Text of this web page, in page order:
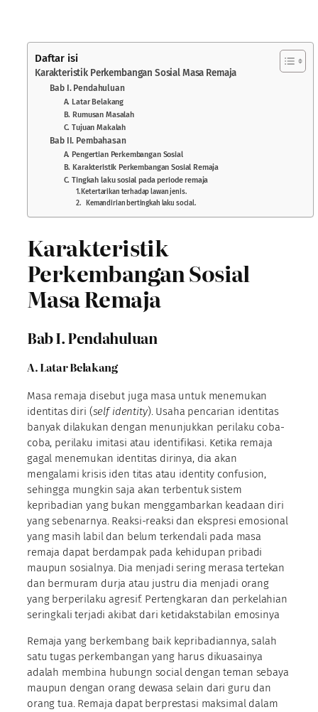
Daftar isi
Karakteristik Perkembangan Sosial Masa Remaja
Bab I. Pendahuluan
A. Latar Belakang
B. Rumusan Masalah
C. Tujuan Makalah
Bab II. Pembahasan
A. Pengertian Perkembangan Sosial
B. Karakteristik Perkembangan Sosial Remaja
C. Tingkah laku sosial pada periode remaja
1. Ketertarikan terhadap lawan jenis.
2. Kemandirian bertingkah laku social.
Karakteristik
Perkembangan Sosial
Masa Remaja
Bab I. Pendahuluan
A. Latar Belakang
Masa remaja disebut juga masa untuk menemukan
identitas diri (self identity). Usaha pencarian identitas
banyak dilakukan dengan menunjukkan perilaku coba-
coba, perilaku imitasi atau identifikasi. Ketika remaja
gagal menemukan identitas dirinya, dia akan
mengalami krisis iden titas atau identity confusion,
sehingga mungkin saja akan terbentuk sistem
kepribadian yang bu­kan menggambarkan keadaan diri
yang sebenarnya. Reaksi-reaksi dan ekspresi emosional
yang masih labil dan belum terkendali pada masa
remaja dapat berdampak pada kehidupan pribadi
maupun sosialnya. Dia menjadi sering merasa tertekan
dan bermuram durja atau justru dia menjadi orang
yang berperilaku agresif. Pertengkaran dan perkelahian
seringkali terjadi akibat dari ketidakstabilan emosinya
Remaja yang berkembang baik kepribadiannya, salah
satu tugas perkembangan yang harus dikuasainya
adalah membina hubungn social dengan teman sebaya
maupun dengan orang dewasa selain dari guru dan
orang tua. Remaja dapat berprestasi maksimal dalam